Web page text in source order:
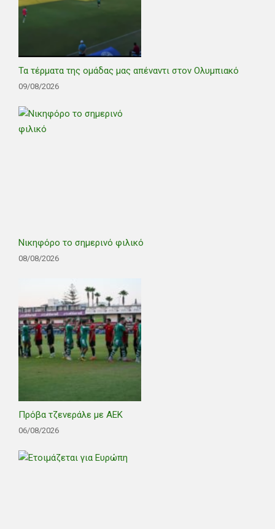
Τα τέρματα της ομάδας μας απέναντι στον Ολυμπιακό
09/08/2026
Νικηφόρο το σημερινό φιλικό
08/08/2026
Πρόβα τζενεράλε με ΑΕΚ
06/08/2026